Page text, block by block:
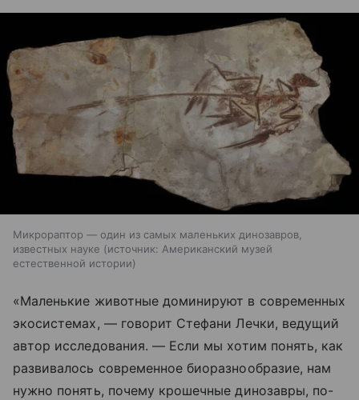
Микрораптор — один из самых маленьких динозавров,
известных науке
источник: Американский музей
естественной истории
«Маленькие животные доминируют в современных
экосистемах, — говорит Стефани Лечки, ведущий
автор исследования. — Если мы хотим понять, как
развивалось современное биоразнообразие, нам
нужно понять, почему крошечные динозавры, по-